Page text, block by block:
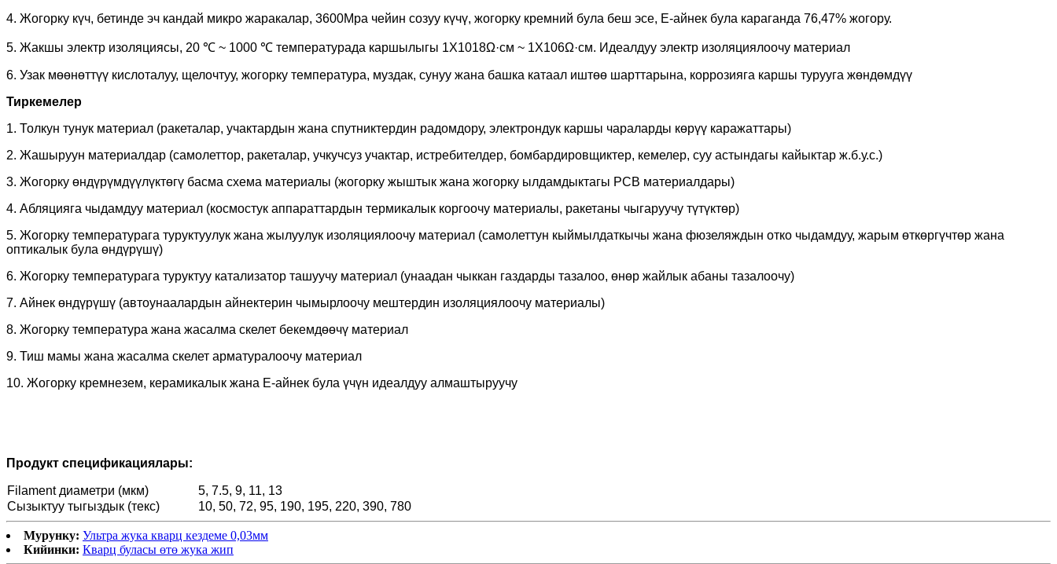
4. Жогорку күч, бетинде эч кандай микро жаракалар, 3600Mpa чейин созуу күчү, жогорку кремний була беш эсе, E-айнек була караганда 76,47% жогору.
5. Жакшы электр изоляциясы, 20 ℃ ~ 1000 ℃ температурада каршылыгы 1X1018Ω·см ~ 1X106Ω·см. Идеалдуу электр изоляциялоочу материал
6. Узак мөөнөттүү кислоталуу, щелочтуу, жогорку температура, муздак, сунуу жана башка катаал иштөө шарттарына, коррозияга каршы турууга жөндөмдүү
Тиркемелер
1. Толкун тунук материал (ракеталар, учактардын жана спутниктердин радомдору, электрондук каршы чараларды көрүү каражаттары)
2. Жашыруун материалдар (самолеттор, ракеталар, учкучсуз учактар, истребителдер, бомбардировщиктер, кемелер, суу астындагы кайыктар ж.б.у.с.)
3. Жогорку өндүрүмдүүлүктөгү басма схема материалы (жогорку жыштык жана жогорку ылдамдыктагы PCB материалдары)
4. Абляцияга чыдамдуу материал (космостук аппараттардын термикалык коргоочу материалы, ракетаны чыгаруучу түтүктөр)
5. Жогорку температурага туруктуулук жана жылуулук изоляциялоочу материал (самолеттун кыймылдаткычы жана фюзеляждын отко чыдамдуу, жарым өткөргүчтөр жана
оптикалык була өндүрүшү)
6. Жогорку температурага туруктуу катализатор ташуучу материал (унаадан чыккан газдарды тазалоо, өнөр жайлык абаны тазалоочу)
7. Айнек өндүрүшү (автоунаалардын айнектерин чымырлоочу мештердин изоляциялоочу материалы)
8. Жогорку температура жана жасалма скелет бекемдөөчү материал
9. Тиш мамы жана жасалма скелет арматуралоочу материал
10. Жогорку кремнезем, керамикалык жана E-айнек була үчүн идеалдуу алмаштыруучу
Продукт спецификациялары:
Filament диаметри (мкм)
5, 7.5, 9, 11, 13
Сызыктуу тыгыздык (текс)
10, 50, 72, 95, 190, 195, 220, 390, 780
Мурунку: Ультра жука кварц кездеме 0,03мм
Кийинки: Кварц буласы өтө жука жип